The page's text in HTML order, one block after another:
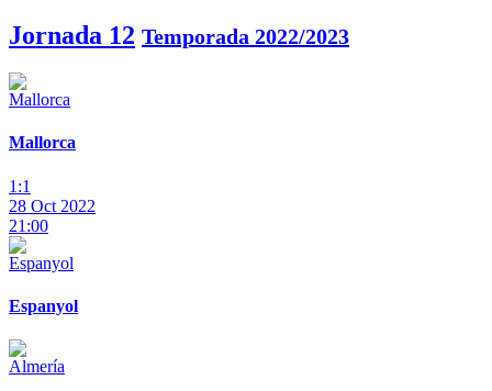
Jornada 12 Temporada 2022/2023
Mallorca
1:1
28 Oct 2022
21:00
Espanyol